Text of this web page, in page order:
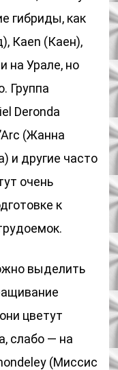
гибриды, как
Каеn (Каен),
на Урале, но
Группа
Deronda
(Жанна
и другие часто
очень
к
выделить
цветут
слабо — на
(Миссис